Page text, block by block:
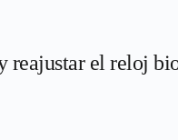
el reloj